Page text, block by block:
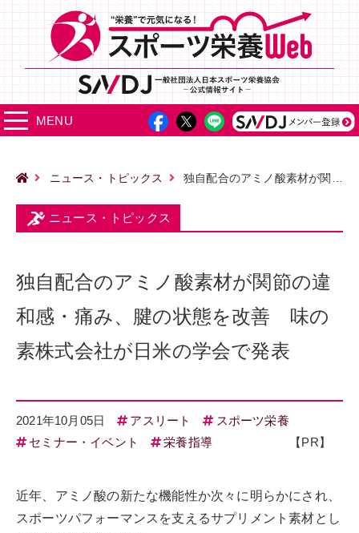
MENU
ニュース・トピックス 独自配合のアミノ酸素材が関節の違和感・痛み、腱の状態を改善 味の素株式会社が日米の学会で発表
ニュース・トピックス
独自配合のアミノ酸素材が関節の違
和感・痛み、腱の状態を改善 味の
素株式会社が日米の学会で発表
2021年10月05日 アスリート
スポーツ栄養
セミナー・イベント
栄養指導 【PR】
近年、アミノ酸の新たな機能性か次々に明らかにされ、
スポーツパフォーマンスを支えるサプリメント素材とし